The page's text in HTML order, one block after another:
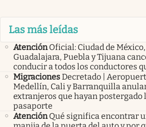
Las más leídas
Atención Oficial: Ciudad de
Guadalajara, Puebla y Tijuana
conducir a todos los conductores
MigracionesDecretado |
Medellín, Cali y Barranquilla
extranjeros que hayan postergado
pasaporte
Atención Qué significa encontrar